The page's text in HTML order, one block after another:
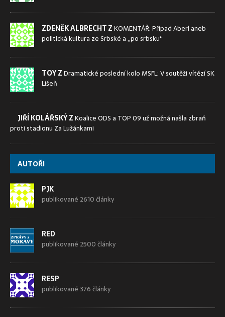
ZDENĚK ALBRECHT ZKOMENTÁŘ: Případ Aberl aneb
politická kultura ze Srbské a „po srbsku“
TOY ZDramatické poslední kolo MSFL: V soutěži vítězí SK
Líšeň
JIŘÍ KOLÁŘSKÝ ZKoalice ODS a TOP 09 už možná našla zbraň
proti stadionu Za Lužánkami
AUTOŘI
PJK
publikované 2610 články
RED
publikované 2500 články
RESP
publikované 376 články